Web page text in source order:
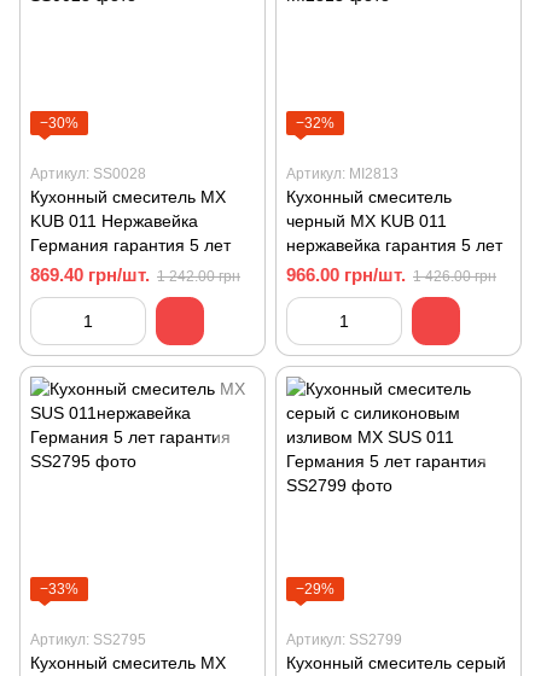
−30%
Артикул: SS0028
Кухонный смеситель MX
KUB 011 Нержавейка
Германия гарантия 5 лет
869.40 грн/шт. 1 242.00 грн
−32%
Артикул: MI2813
Кухонный смеситель
черный MХ KUB 011
нержавейка гарантия 5 лет
966.00 грн/шт. 1 426.00 грн
−33%
Артикул: SS2795
Кухонный смеситель MХ
−29%
Артикул: SS2799
Кухонный смеситель серый